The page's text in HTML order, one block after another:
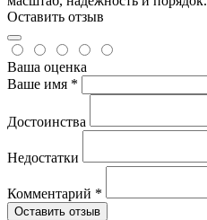
Оставить отзыв
Ваша оценка
Ваше имя *
Достоинства
Недостатки
Комментарий *
Оставить отзыв